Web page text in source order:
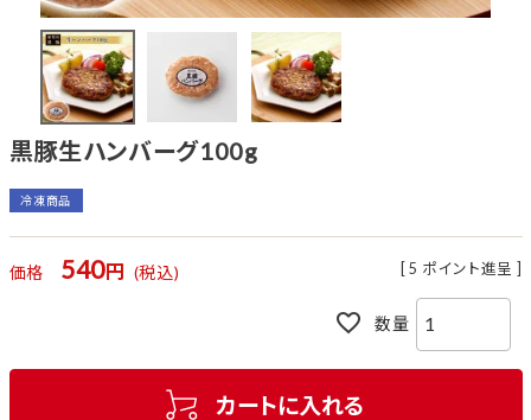
黒豚生ハンバーグ100g
冷凍商品
価格 540 税込 5 ポイント進呈 ]
カートに入れる